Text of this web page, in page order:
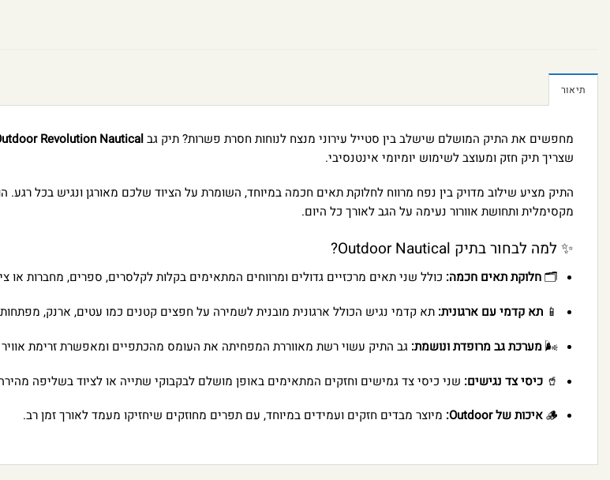
תיאור
מחפשים את התיק המושלם שישלב בין סטייל עירוני מנצח לנוחות חסרת פשרות? תיק גבRevolution Nautical
שצריך תיק חזק ומעוצב לשימוש יומיומי אינטנסיבי.
התיק מציע שילוב מדויק בין נפח מרווח לחלוקת תאים חכמה במיוחד, השומרת על הציוד שלכם מאורגן ונגיש בכל
מקסימלית ותחושת אוורור נעימה על הגב לאורך כל היום.
✨ למה לבחור בתיק Outdoor Nautical?
🗂️חלוקת תאים חכמה: כולל שני תאים מרכזיים גדולים ומרווחים המתאימים בקלות לקלסרים, ספרים, מחברות או
📱 תא קדמי עם ארגונית: תא קדמי נגיש הכולל ארגונית מובנית לשמירה על חפצים קטנים כמו עטים, ארנק, מפתחות
🌬️מערכת גב מרופדת ונושמת: גב התיק עשוי רשת מאווררת המפחיתה את העומס מהכתפיים ומאפשרת זרימת אוויר
🥤 כיסי צד נגישים: שני כיסי צד גמישים וחזקים המתאימים באופן מושלם לבקבוקי שתייה או לציוד בשליפה
🪵איכות של Outdoor: מיוצר מבדים חזקים ועמידים במיוחד, עם תפרים מחוזקים שיחזיקו מעמד לאורך זמן רב.